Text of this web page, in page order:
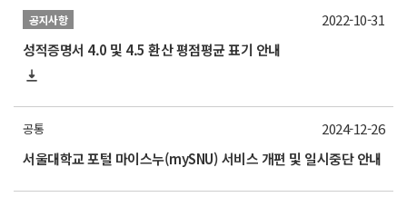
공지사항
성적증명서 4.0 및 4.5 환산 평점평균 표기 안내
2022-10-31
공통
서울대학교 포털 마이스누(mySNU) 서비스 개편 및 일시중단 안내
2024-12-26